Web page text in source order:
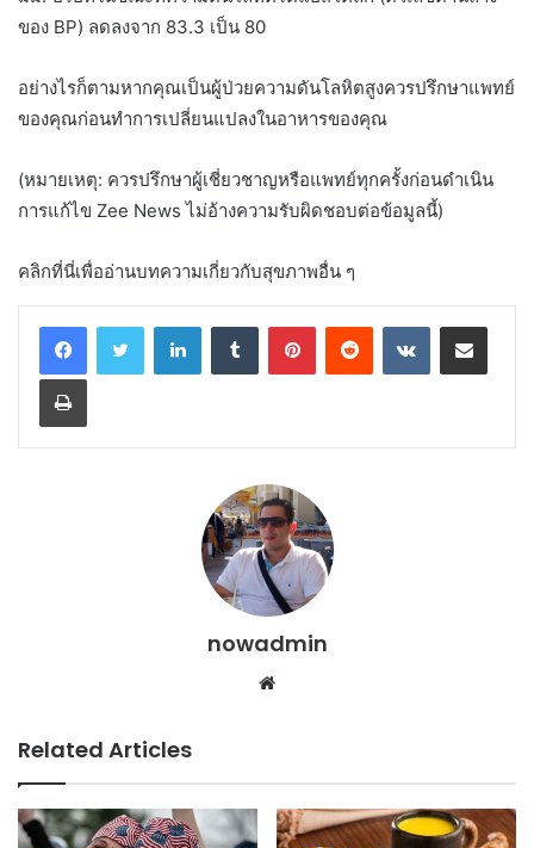
ของ BP) ลดลงจาก 83.3 เป็น 80
อย่างไรก็ตามหากคุณเป็นผู้ป่วยความดันโลหิตสูงควรปรึกษาแพทย์
ของคุณก่อนทำการเปลี่ยนแปลงในอาหารของคุณ
(หมายเหตุ: ควรปรึกษาผู้เชี่ยวชาญหรือแพทย์ทุกครั้งก่อนดำเนิน
การแก้ไข Zee News ไม่อ้างความรับผิดชอบต่อข้อมูลนี้)
คลิกที่นี่เพื่ออ่านบทความเกี่ยวกับสุขภาพอื่น ๆ
LinkedInTumblr PinterestReddit VKontakteShare via Email
Print
nowadmin
Website
Related Articles